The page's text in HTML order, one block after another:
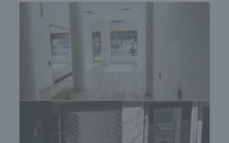
медицинско и автомобилно застраховане,
строителни и ремонтни дейности, обзавеждане,
юридически и счетоводни услуги и др.